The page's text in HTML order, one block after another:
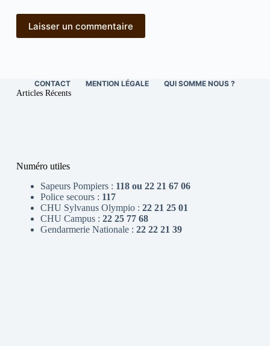
Laisser un commentaire
CONTACT MENTION LÉGALE QUI SOMME NOUS ?
Articles Récents
Numéro utiles
Sapeurs Pompiers : 118 ou 22 21 67 06
Police secours : 117
CHU Sylvanus Olympio : 22 21 25 01
CHU Campus : 22 25 77 68
Gendarmerie Nationale : 22 22 21 39